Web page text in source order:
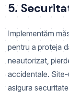
5.
Implementăm
pentru a proteja
neautorizat,
accidentale.
asigura